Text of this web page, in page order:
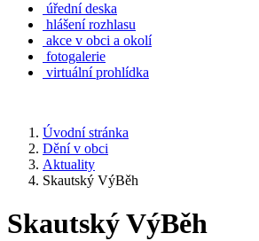
úřední deska
hlášení rozhlasu
akce v obci a okolí
fotogalerie
virtuální prohlídka
Úvodní stránka
Dění v obci
Aktuality
Skautský VýBěh
Skautský VýBěh